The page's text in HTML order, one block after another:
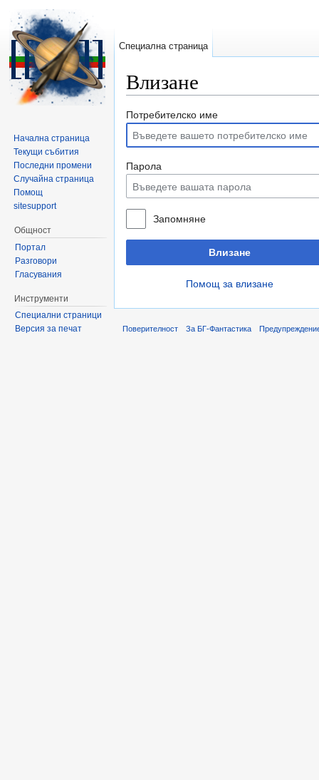
Влизане
Потребителско име
Парола
Запомняне
Влизане
Помощ за влизане
Специална страница
Начална страница
Текущи събития
Последни промени
Случайна страница
Помощ
sitesupport
Общност
Портал
Разговори
Гласувания
Инструменти
Специални страници
Версия за печат
Поверителност За БГ-Фантастика